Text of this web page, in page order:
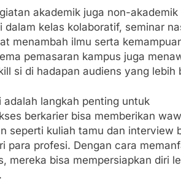
akademik juga non-akademik
kelas kolaboratif, seminar
menambah ilmu serta
pemasaran kampus juga
si di hadapan audiens yang lebih
langkah penting untuk
berkarier bisa memberikan
seperti kuliah tamu dan interview
para profesi. Dengan cara
mereka bisa mempersiapkan diri